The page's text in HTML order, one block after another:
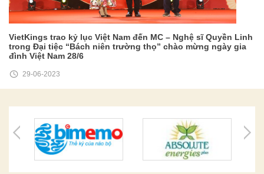
VietKings trao kỷ lục Việt Nam đến MC – Nghệ sĩ Quyền Linh
trong Đại tiệc “Bách niên trường thọ” chào mừng ngày gia
đình Việt Nam 28/6
29-06-2023